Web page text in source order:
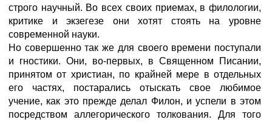
строго научный. Во всех своих приемах, в филологии,
критике и экзегезе они хотят стоять на уровне
современной науки.
Но совершенно так же для своего времени поступали
и гностики. Они, во-первых, в Священном Писании,
принятом от христиан, по крайней мере в отдельных
его частях, постарались отыскать свое любимое
учение, как это прежде делал Филон, и успели в этом
посредством аллегорического толкования. Для того